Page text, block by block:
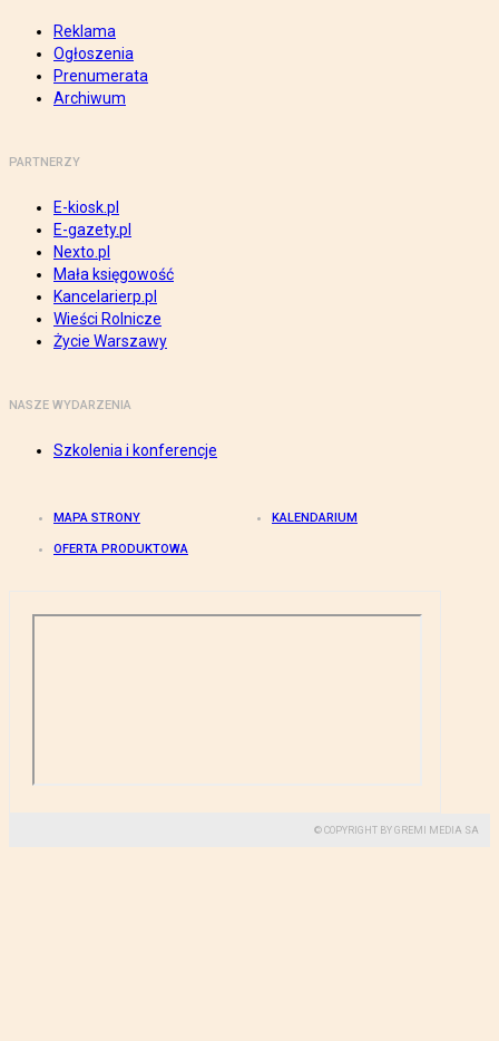
Reklama
Ogłoszenia
Prenumerata
Archiwum
PARTNERZY
E-kiosk.pl
E-gazety.pl
Nexto.pl
Mała księgowość
Kancelarierp.pl
Wieści Rolnicze
Życie Warszawy
NASZE WYDARZENIA
Szkolenia i konferencje
MAPA STRONY KALENDARIUM
OFERTA PRODUKTOWA
© COPYRIGHT BY GREMI MEDIA SA